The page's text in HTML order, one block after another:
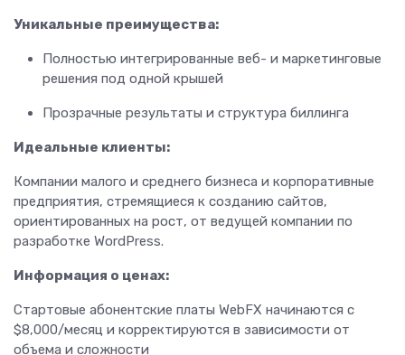
Уникальные преимущества:
Полностью интегрированные веб- и маркетинговые
решения под одной крышей
Прозрачные результаты и структура биллинга
Идеальные клиенты:
Компании малого и среднего бизнеса и корпоративные
предприятия, стремящиеся к созданию сайтов,
ориентированных на рост, от ведущей компании по
разработке WordPress.
Информация о ценах:
Стартовые абонентские платы WebFX начинаются с
$8,000/месяц и корректируются в зависимости от
объема и сложности